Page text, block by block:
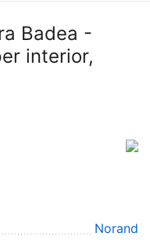
Badea -
interior,
Norand